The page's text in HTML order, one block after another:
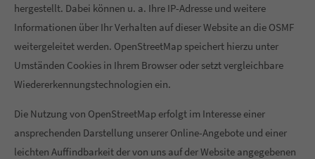
hergestellt. Dabei können u. a. Ihre IP-Adresse und weitere
Informationen über Ihr Verhalten auf dieser Website an die OSMF
weitergeleitet werden. OpenStreetMap speichert hierzu unter
Umständen Cookies in Ihrem Browser oder setzt vergleichbare
Wiedererkennungstechnologien ein.
Die Nutzung von OpenStreetMap erfolgt im Interesse einer
ansprechenden Darstellung unserer Online-Angebote und einer
leichten Auffindbarkeit der von uns auf der Website angegebenen